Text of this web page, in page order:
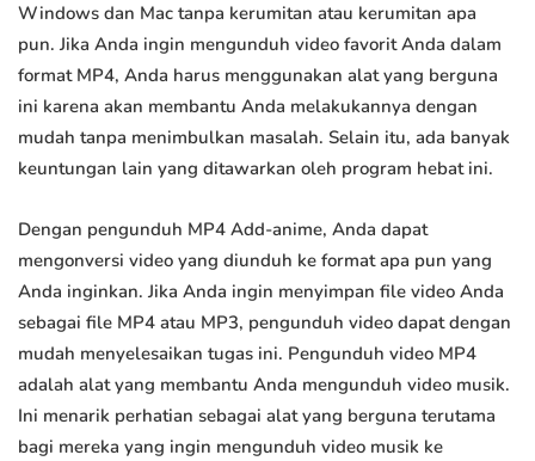
Windows dan Mac tanpa kerumitan atau kerumitan apa
pun. Jika Anda ingin mengunduh video favorit Anda dalam
format MP4, Anda harus menggunakan alat yang berguna
ini karena akan membantu Anda melakukannya dengan
mudah tanpa menimbulkan masalah. Selain itu, ada banyak
keuntungan lain yang ditawarkan oleh program hebat ini.
Dengan pengunduh MP4 Add-anime, Anda dapat
mengonversi video yang diunduh ke format apa pun yang
Anda inginkan. Jika Anda ingin menyimpan file video Anda
sebagai file MP4 atau MP3, pengunduh video dapat dengan
mudah menyelesaikan tugas ini. Pengunduh video MP4
adalah alat yang membantu Anda mengunduh video musik.
Ini menarik perhatian sebagai alat yang berguna terutama
bagi mereka yang ingin mengunduh video musik ke